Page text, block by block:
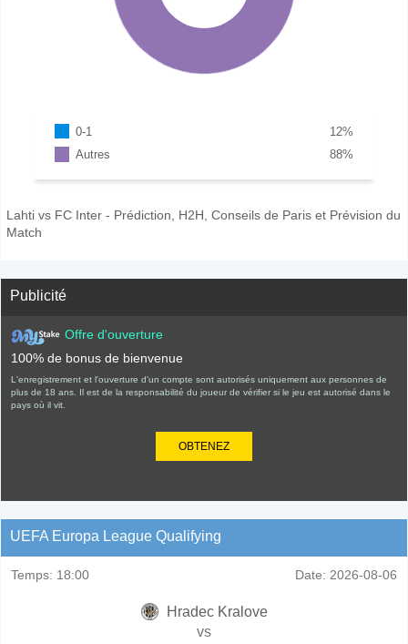
0-1 %
12
Autres
%
88
Lahti vs FC Inter - Prédiction, H2H, Conseils de Paris et Prévision du
Match
Publicité
Offre d'ouverture
100% de bonus de bienvenue
L'enregistrement et l'ouverture d'un compte sont autorisés uniquement aux personnes de
plus de 18 ans. Il est de la responsabilité du joueur de vérifier si le jeu est autorisé dans le
pays où il vit.
OBTENEZ
UEFA Europa League Qualifying
Temps: 18:00 Date: 2026-08-06
Hradec Kralove
vs